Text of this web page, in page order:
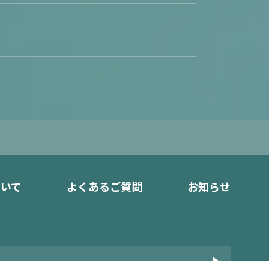
て よくあるご質問 お知らせ